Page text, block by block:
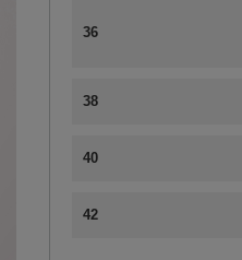
36
38
40
42